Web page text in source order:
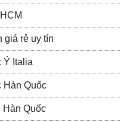
giá rẻ uy tín
Ý Italia
Hàn Quốc
Hàn Quốc